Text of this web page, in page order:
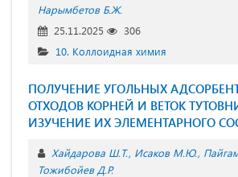
Нарымбетов Б.Ж.
25.11.2025
306
10. Коллоидная химия
ПОЛУЧЕНИЕ УГОЛЬНЫХ
ОТХОДОВ КОРНЕЙ И ВЕТОК
ИЗУЧЕНИЕ ИХ ЭЛЕМЕНТАРНОГО
Хайдарова Ш.Т. Исаков М.Ю.
Тожибойев Д.Р.